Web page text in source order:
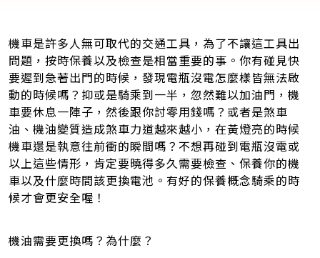
機車是許多人無可取代的交通工具，為了不讓這工具出
問題，按時保養以及檢查是相當重要的事。你有碰見快
要遲到急著出門的時候，發現電瓶沒電怎麼樣皆無法啟
動的時候嗎？抑或是騎乘到一半，忽然難以加油門，機
車要休息一陣子，然後跟你討零用錢嗎？或者是煞車
油、機油變質造成煞車力道越來越小，在黃燈亮的時候
機車還是執意往前衝的瞬間嗎？不想再碰到電瓶沒電或
以上這些情形，肯定要曉得多久需要檢查、保養你的機
車以及什麼時間該更換電池。有好的保養概念騎乘的時
候才會更安全喔！
機油需要更換嗎？為什麼？